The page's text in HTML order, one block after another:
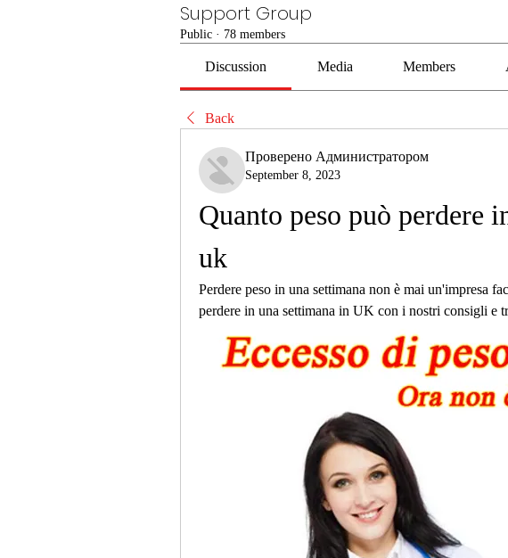
Support Group
Public · 78 members
Discussion Media Members
Back
Проверено Администратором
September 8, 2023
Quanto peso può perdere
uk
Perdere peso in una settimana non è mai un'impresa
perdere in una settimana in UK con i nostri consigli e